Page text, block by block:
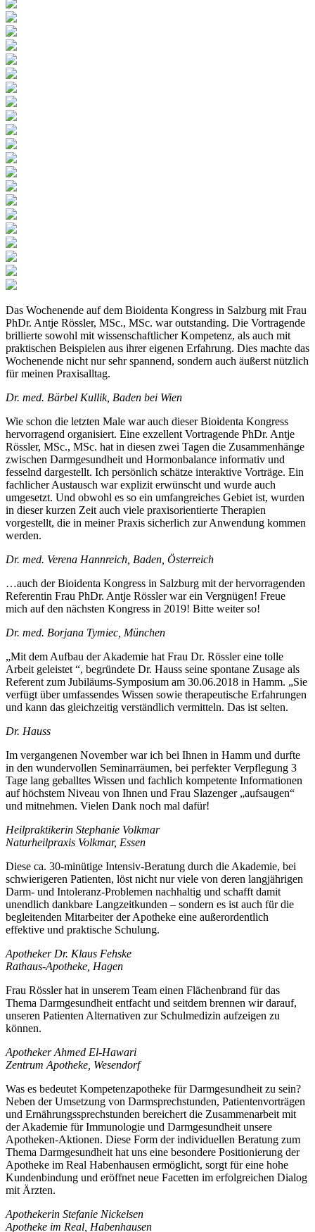
Das Wochenende auf dem Bioidenta Kongress in Salzburg mit Frau
PhDr. Antje Rössler, MSc., MSc. war outstanding. Die Vortragende
brillierte sowohl mit wissenschaftlicher Kompetenz, als auch mit
praktischen Beispielen aus ihrer eigenen Erfahrung. Dies machte das
Wochenende nicht nur sehr spannend, sondern auch äußerst nützlich
für meinen Praxisalltag.
Dr. med. Bärbel Kullik, Baden bei Wien
Wie schon die letzten Male war auch dieser Bioidenta Kongress
hervorragend organisiert. Eine exzellent Vortragende PhDr. Antje
Rössler, MSc., MSc. hat in diesen zwei Tagen die Zusammenhänge
zwischen Darmgesundheit und Hormonbalance informativ und
fesselnd dargestellt. Ich persönlich schätze interaktive Vorträge. Ein
fachlicher Austausch war explizit erwünscht und wurde auch
umgesetzt. Und obwohl es so ein umfangreiches Gebiet ist, wurden
in dieser kurzen Zeit auch viele praxisorientierte Therapien
vorgestellt, die in meiner Praxis sicherlich zur Anwendung kommen
werden.
Dr. med. Verena Hannreich, Baden, Österreich
…auch der Bioidenta Kongress in Salzburg mit der hervorragenden
Referentin Frau PhDr. Antje Rössler war ein Vergnügen! Freue
mich auf den nächsten Kongress in 2019! Bitte weiter so!
Dr. med. Borjana Tymiec, München
„Mit dem Aufbau der Akademie hat Frau Dr. Rössler eine tolle
Arbeit geleistet “, begründete Dr. Hauss seine spontane Zusage als
Referent zum Jubiläums-Symposium am 30.06.2018 in Hamm. „Sie
verfügt über umfassendes Wissen sowie therapeutische Erfahrungen
und kann das gleichzeitig verständlich vermitteln. Das ist selten.
Dr. Hauss
Im vergangenen November war ich bei Ihnen in Hamm und durfte
in den wundervollen Seminarräumen, bei perfekter Verpflegung 3
Tage lang geballtes Wissen und fachlich kompetente Informationen
auf höchstem Niveau von Ihnen und Frau Slazenger „aufsaugen“
und mitnehmen. Vielen Dank noch mal dafür!
Heilpraktikerin Stephanie Volkmar
Naturheilpraxis Volkmar, Essen
Diese ca. 30-minütige Intensiv-Beratung durch die Akademie, bei
schwierigeren Patienten, löst nicht nur viele von deren langjährigen
Darm- und Intoleranz-Problemen nachhaltig und schafft damit
unendlich dankbare Langzeitkunden – sondern es ist auch für die
begleitenden Mitarbeiter der Apotheke eine außerordentlich
effektive und praktische Schulung.
Apotheker Dr. Klaus Fehske
Rathaus-Apotheke, Hagen
Frau Rössler hat in unserem Team einen Flächenbrand für das
Thema Darmgesundheit entfacht und seitdem brennen wir darauf,
unseren Patienten Alternativen zur Schulmedizin aufzeigen zu
können.
Apotheker Ahmed El-Hawari
Zentrum Apotheke, Wesendorf
Was es bedeutet Kompetenzapotheke für Darmgesundheit zu sein?
Neben der Umsetzung von Darmsprechstunden, Patientenvorträgen
und Ernährungssprechstunden bereichert die Zusammenarbeit mit
der Akademie für Immunologie und Darmgesundheit unsere
Apotheken-Aktionen. Diese Form der individuellen Beratung zum
Thema Darmgesundheit hat uns eine besondere Positionierung der
Apotheke im Real Habenhausen ermöglicht, sorgt für eine hohe
Kundenbindung und eröffnet neue Facetten im erfolgreichen Dialog
mit Ärzten.
Apothekerin Stefanie Nickelsen
Apotheke im Real, Habenhausen